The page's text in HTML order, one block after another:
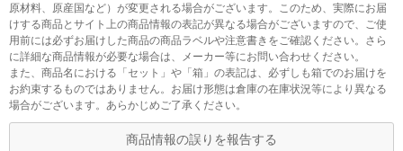
原材料、原産国など）が変更される場合がございます。このため、実際にお届
けする商品とサイト上の商品情報の表記が異なる場合がございますので、ご使
用前には必ずお届けした商品の商品ラベルや注意書きをご確認ください。さら
に詳細な商品情報が必要な場合は、メーカー等にお問い合わせください。
また、商品名における「セット」や「箱」の表記は、必ずしも箱でのお届けを
お約束するものではありません。お届け形態は倉庫の在庫状況等により異なる
場合がございます。あらかじめご了承ください。
商品情報の誤りを報告する